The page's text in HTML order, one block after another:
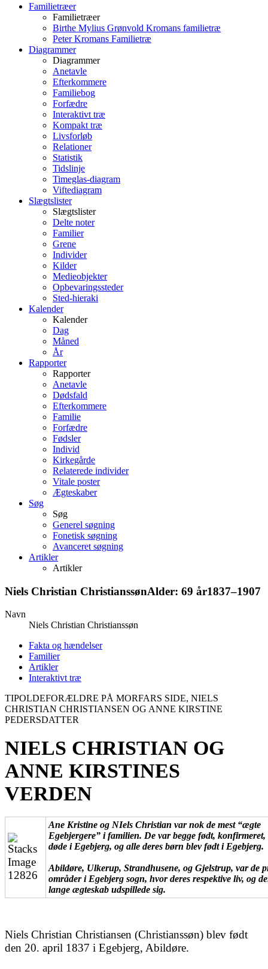
Familietræer
Familietræer
Birthe Mylius Grønvold Kromans familietræ
Peter Kromans Familietræ
Diagrammer
Diagrammer
Anetavle
Efterkommere
Familiebog
Forfædre
Interaktivt træ
Kompakt træ
Livsforløb
Relationer
Statistik
Tidslinje
Timeglas-diagram
Viftediagram
Slægtslister
Slægtslister
Delte noter
Familier
Grene
Individer
Kilder
Medieobjekter
Opbevaringssteder
Sted-hieraki
Kalender
Kalender
Dag
Måned
År
Rapporter
Rapporter
Anetavle
Dødsfald
Efterkommere
Familie
Forfædre
Fødsler
Individ
Kirkegårde
Relaterede individer
Vitale poster
Ægteskaber
Søg
Søg
Generel søgning
Fonetisk søgning
Avanceret søgning
Artikler
Artikler
Niels Christian ChristianssønAlder: 69 år1837–1907
Navn
Niels Christian Christianssøn
Fakta og hændelser
Familier
Artikler
Interaktivt træ
TIPOLDEFORÆLDRE PÅ MORFARS SIDE, NIELS
CHRISTIAN CHRISTIANSEN OG ANNE KIRSTINE
PEDERSDATTER
NIELS CHRISTIAN OG
ANNE KIRSTINES
VERDEN
Ane Kristine og NIels Christian var nok de mest “ægte
Egebjergere” i familien. De var begge født, konfirmeret,
døde i Egebjerg, og alle deres børn blev født i Egebjerg.
Abildøre, Ulkerup, Strandhusene, og Gjelstrup, var de
områder i Egebjerg sogn, hvor deres respektive liv, og
lange ægteskab udspillede sig.
Niels Christian Christiansen (Christianssøn) blev født
den 20. april 1837 i Egebjerg, Abildøre.